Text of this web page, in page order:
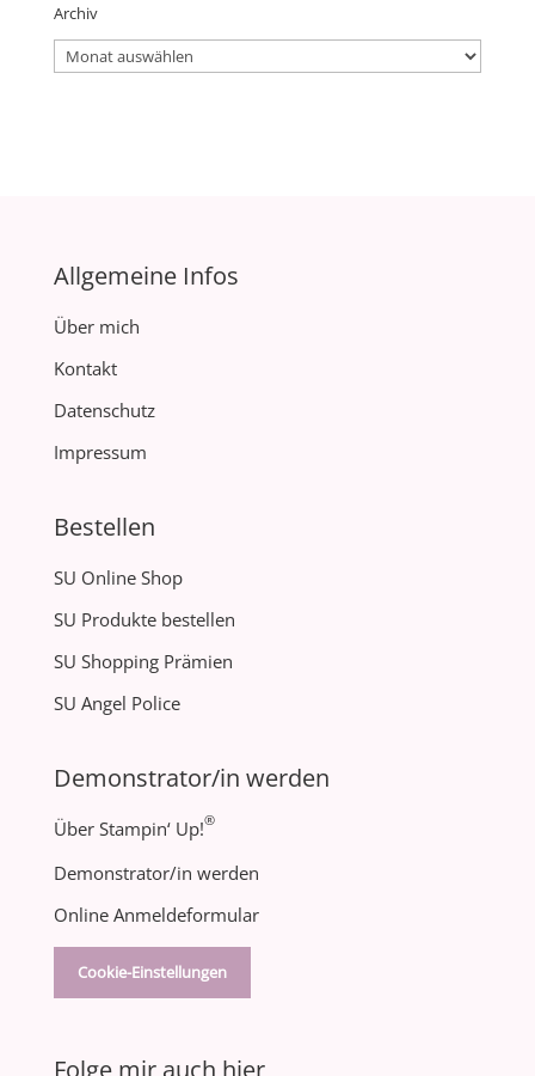
Archiv
Archiv
Allgemeine Infos
Über mich
Kontakt
Datenschutz
Impressum
Bestellen
SU Online Shop
SU Produkte bestellen
SU Shopping Prämien
SU Angel Police
Demonstrator/in werden
Über Stampin‘ Up!®
Demonstrator/in werden
Online Anmeldeformular
Cookie-Einstellungen
Folge mir auch hier